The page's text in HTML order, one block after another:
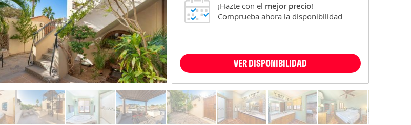
¡Hazte con el mejor precio!
Comprueba ahora la disponibilidad
VER DISPONIBILIDAD